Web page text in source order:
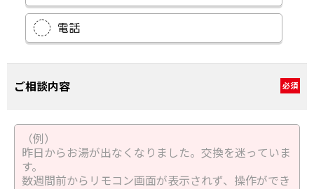
電話
ご相談内容 必須